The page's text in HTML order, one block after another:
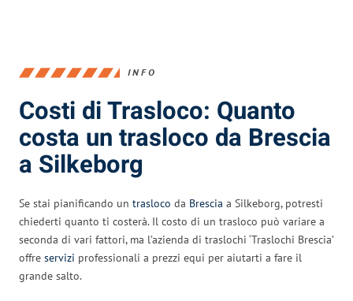
INFO
Costi di Trasloco: Quanto
costa un trasloco da Brescia
a Silkeborg
Se stai pianificando un trasloco da Brescia a Silkeborg, potresti
chiederti quanto ti costerà. Il costo di un trasloco può variare a
seconda di vari fattori, ma l’azienda di traslochi ‘Traslochi Brescia’
offre servizi professionali a prezzi equi per aiutarti a fare il
grande salto.